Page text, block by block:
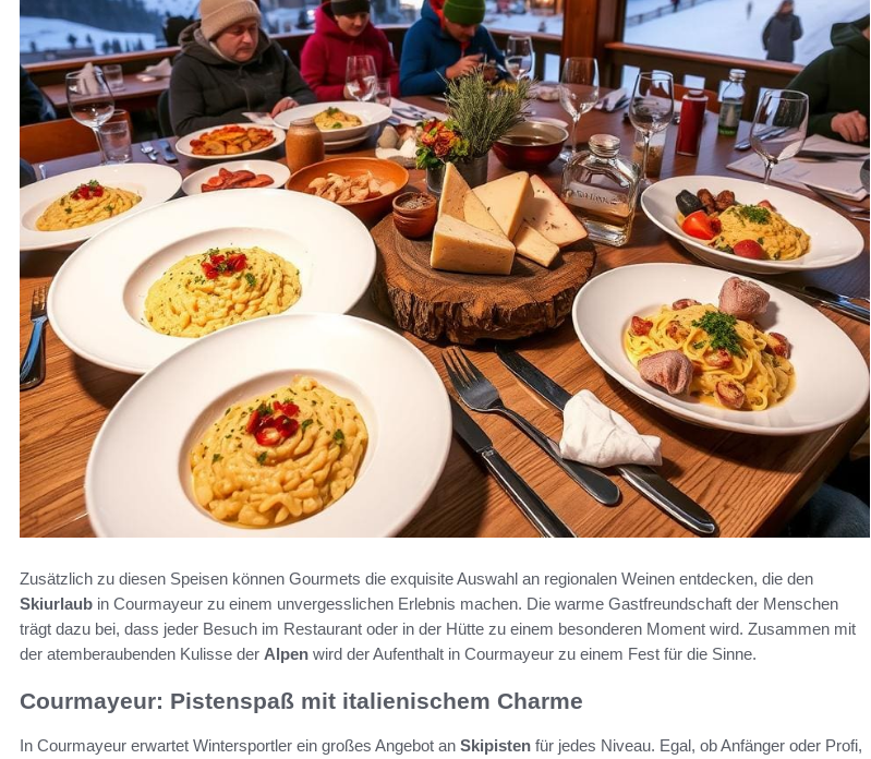
Zusätzlich zu diesen Speisen können Gourmets die exquisite Auswahl an regionalen Weinen entdecken, die den
Skiurlaub in Courmayeur zu einem unvergesslichen Erlebnis machen. Die warme Gastfreundschaft der Menschen
trägt dazu bei, dass jeder Besuch im Restaurant oder in der Hütte zu einem besonderen Moment wird. Zusammen mit
der atemberaubenden Kulisse der Alpen wird der Aufenthalt in Courmayeur zu einem Fest für die Sinne.
Courmayeur: Pistenspaß mit italienischem Charme
In Courmayeur erwartet Wintersportler ein großes Angebot an Skipisten für jedes Niveau. Egal, ob Anfänger oder Profi,